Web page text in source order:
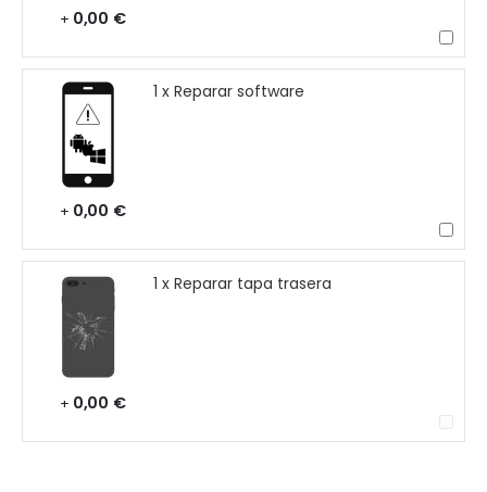
+ 0,00 €
1 x Reparar software
+ 0,00 €
1 x Reparar tapa trasera
+ 0,00 €